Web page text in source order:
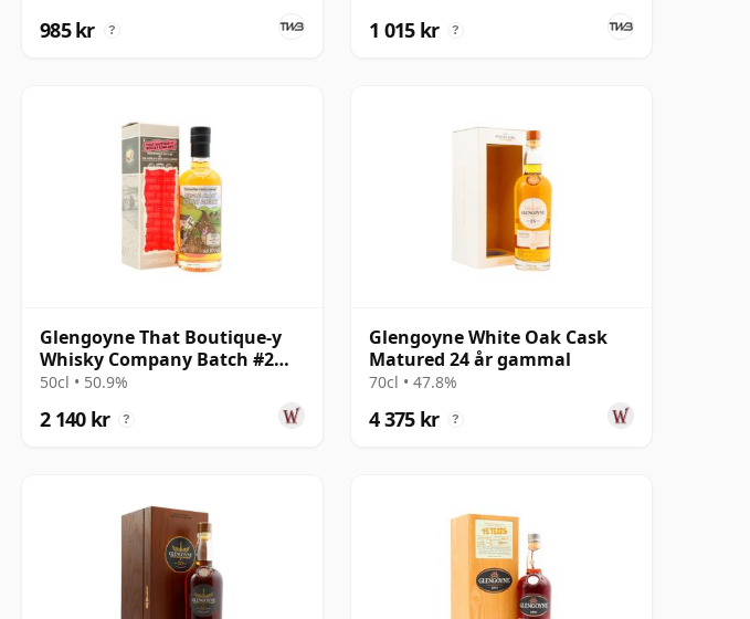
985 kr ? 1 015 kr ?
Glengoyne That Boutique-y
Whisky Company Batch #2
Single Mal 1999 19 år gammal
50cl • 50.9%
2 140 kr ?
Glengoyne White Oak Cask
Matured 24 år gammal
70cl • 47.8%
4 375 kr ?